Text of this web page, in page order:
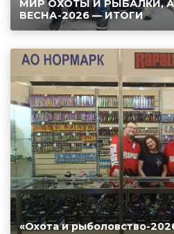
МИР ОХОТЫ И РЫБАЛКИ,
ВЕСНА-2026 — ИТОГИ
«Охота и рыболовство-